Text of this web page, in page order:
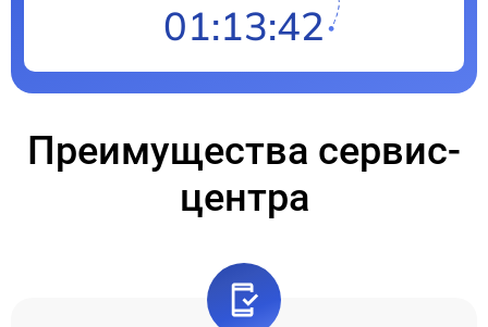
01:13:41
Преимущества сервис-
центра